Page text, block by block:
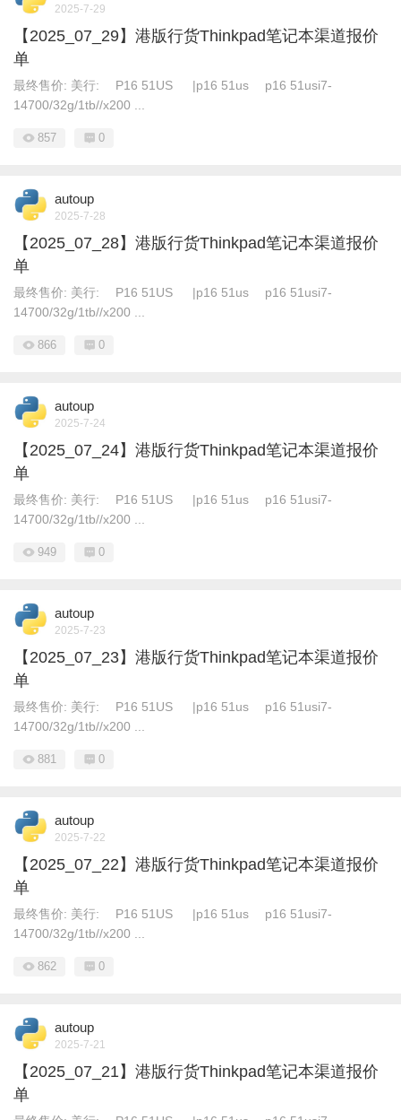
2025-7-29
【2025_07_29】港版行货Thinkpad笔记本渠道报价
单
最终售价: 美行: P16 51US |p16 51us p16 51usi7-
14700/32g/1tb//x200 ...
857 0
autoup
2025-7-28
【2025_07_28】港版行货Thinkpad笔记本渠道报价
单
最终售价: 美行: P16 51US |p16 51us p16 51usi7-
14700/32g/1tb//x200 ...
866 0
autoup
2025-7-24
【2025_07_24】港版行货Thinkpad笔记本渠道报价
单
最终售价: 美行: P16 51US |p16 51us p16 51usi7-
14700/32g/1tb//x200 ...
949 0
autoup
2025-7-23
【2025_07_23】港版行货Thinkpad笔记本渠道报价
单
最终售价: 美行: P16 51US |p16 51us p16 51usi7-
14700/32g/1tb//x200 ...
881 0
autoup
2025-7-22
【2025_07_22】港版行货Thinkpad笔记本渠道报价
单
最终售价: 美行: P16 51US |p16 51us p16 51usi7-
14700/32g/1tb//x200 ...
862 0
autoup
2025-7-21
【2025_07_21】港版行货Thinkpad笔记本渠道报价
单